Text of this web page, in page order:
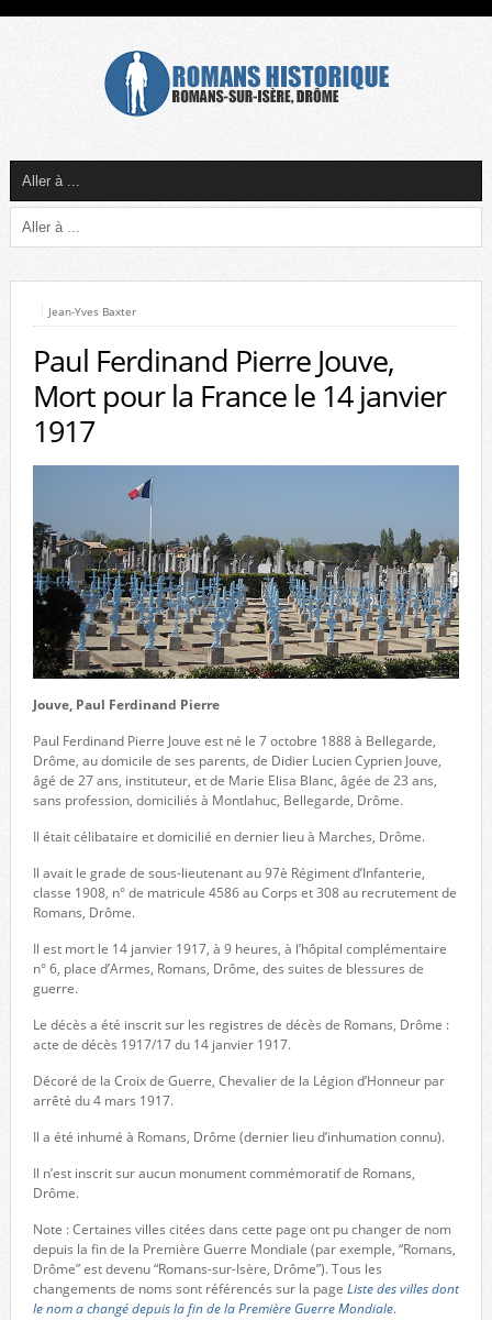
Jean-Yves Baxter
Paul Ferdinand Pierre Jouve,
Mort pour la France le 14 janvier
1917
Jouve, Paul Ferdinand Pierre
Paul Ferdinand Pierre Jouve est né le 7 octobre 1888 à Bellegarde,
Drôme, au domicile de ses parents, de Didier Lucien Cyprien Jouve,
âgé de 27 ans, instituteur, et de Marie Elisa Blanc, âgée de 23 ans,
sans profession, domiciliés à Montlahuc, Bellegarde, Drôme.
Il était célibataire et domicilié en dernier lieu à Marches, Drôme.
Il avait le grade de sous-lieutenant au 97è Régiment d’Infanterie,
classe 1908, n° de matricule 4586 au Corps et 308 au recrutement de
Romans, Drôme.
Il est mort le 14 janvier 1917, à 9 heures, à l’hôpital complémentaire
n° 6, place d’Armes, Romans, Drôme, des suites de blessures de
guerre.
Le décès a été inscrit sur les registres de décès de Romans, Drôme :
acte de décès 1917/17 du 14 janvier 1917.
Décoré de la Croix de Guerre, Chevalier de la Légion d’Honneur par
arrêté du 4 mars 1917.
Il a été inhumé à Romans, Drôme (dernier lieu d’inhumation connu).
Il n’est inscrit sur aucun monument commémoratif de Romans,
Drôme.
Note : Certaines villes citées dans cette page ont pu changer de nom
depuis la fin de la Première Guerre Mondiale (par exemple, “Romans,
Drôme” est devenu “Romans-sur-Isère, Drôme”). Tous les
changements de noms sont référencés sur la page Liste des villes dont
le nom a changé depuis la fin de la Première Guerre Mondiale.